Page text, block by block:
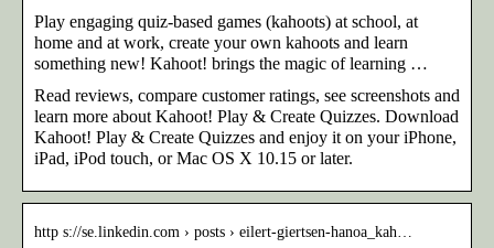
Play engaging quiz-based games (kahoots) at school, at
home and at work, create your own kahoots and learn
something new! Kahoot! brings the magic of learning …
Read reviews, compare customer ratings, see screenshots and
learn more about Kahoot! Play & Create Quizzes. Download
Kahoot! Play & Create Quizzes and enjoy it on your iPhone,
iPad, iPod touch, or Mac OS X 10.15 or later.
http s://se.linkedin.com › posts › eilert-giertsen-hanoa_kah…